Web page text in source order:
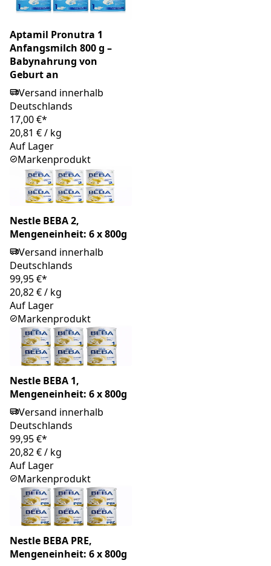
Aptamil Pronutra 1
Anfangsmilch 800 g –
Babynahrung von
Geburt an
Versand innerhalb
Deutschlands
17,00 €*
20,81 €/ kg
Auf Lager
Markenprodukt
Nestle BEBA 2,
Mengeneinheit: 6 x 800g
Versand innerhalb
Deutschlands
99,95 €*
20,82 €/ kg
Auf Lager
Markenprodukt
Nestle BEBA 1,
Mengeneinheit: 6 x 800g
Versand innerhalb
Deutschlands
99,95 €*
20,82 €/ kg
Auf Lager
Markenprodukt
Nestle BEBA PRE,
Mengeneinheit: 6 x 800g